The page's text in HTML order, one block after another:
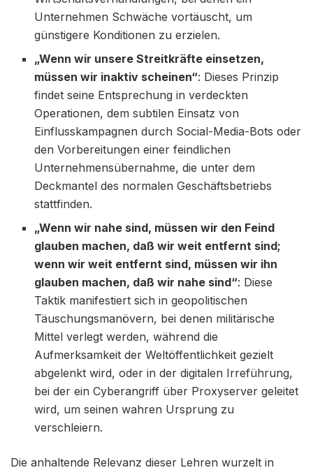
Unternehmen Schwäche vortäuscht, um
günstigere Konditionen zu erzielen.
„Wenn wir unsere Streitkräfte einsetzen,
müssen wir inaktiv scheinen“: Dieses Prinzip
findet seine Entsprechung in verdeckten
Operationen, dem subtilen Einsatz von
Einflusskampagnen durch Social-Media-Bots oder
den Vorbereitungen einer feindlichen
Unternehmensübernahme, die unter dem
Deckmantel des normalen Geschäftsbetriebs
stattfinden.
„Wenn wir nahe sind, müssen wir den Feind
glauben machen, daß wir weit entfernt sind;
wenn wir weit entfernt sind, müssen wir ihn
glauben machen, daß wir nahe sind“: Diese
Taktik manifestiert sich in geopolitischen
Täuschungsmanövern, bei denen militärische
Mittel verlegt werden, während die
Aufmerksamkeit der Weltöffentlichkeit gezielt
abgelenkt wird, oder in der digitalen Irreführung,
bei der ein Cyberangriff über Proxyserver geleitet
wird, um seinen wahren Ursprung zu
verschleiern.
Die anhaltende Relevanz dieser Lehren wurzelt in